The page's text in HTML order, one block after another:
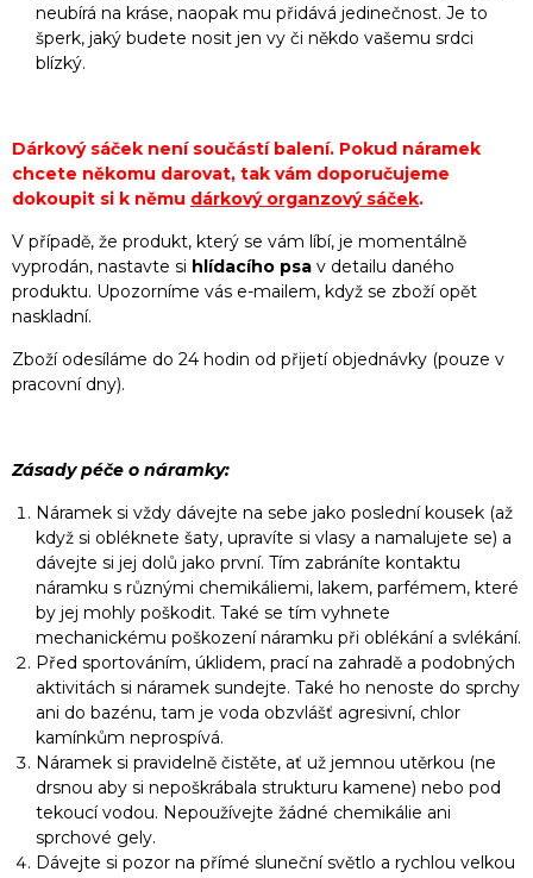
neubírá na kráse, naopak mu přidává jedinečnost. Je to
šperk, jaký budete nosit jen vy či někdo vašemu srdci
blízký.
Dárkový sáček není součástí balení. Pokud náramek
chcete někomu darovat, tak vám doporučujeme
dokoupit si k němu dárkový organzový sáček.
V případě, že produkt, který se vám líbí, je momentálně
vyprodán, nastavte si hlídacího psa v detailu daného
produktu. Upozorníme vás e-mailem, když se zboží opět
naskladní.
Zboží odesíláme do 24 hodin od přijetí objednávky (pouze v
pracovní dny).
Zásady péče o náramky:
Náramek si vždy dávejte na sebe jako poslední kousek (až
když si obléknete šaty, upravíte si vlasy a namalujete se) a
dávejte si jej dolů jako první. Tím zabráníte kontaktu
náramku s různými chemikáliemi, lakem, parfémem, které
by jej mohly poškodit. Také se tím vyhnete
mechanickému poškození náramku při oblékání a svlékání.
Před sportováním, úklidem, prací na zahradě a podobných
aktivitách si náramek sundejte. Také ho nenoste do sprchy
ani do bazénu, tam je voda obzvlášť agresivní, chlor
kamínkům neprospívá.
Náramek si pravidelně čistěte, ať už jemnou utěrkou (ne
drsnou aby si nepoškrábala strukturu kamene) nebo pod
tekoucí vodou. Nepoužívejte žádné chemikálie ani
sprchové gely.
Dávejte si pozor na přímé sluneční světlo a rychlou velkou